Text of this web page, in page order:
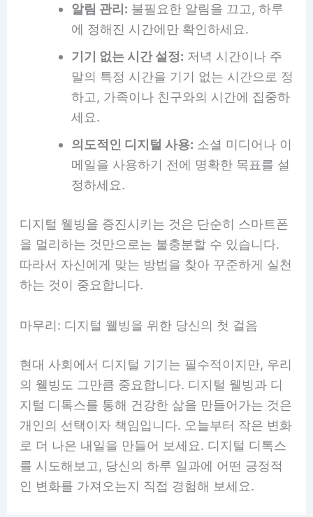
알림 관리: 불필요한 알림을 끄고, 하루
에 정해진 시간에만 확인하세요.
기기 없는 시간 설정: 저녁 시간이나 주
말의 특정 시간을 기기 없는 시간으로 정
하고, 가족이나 친구와의 시간에 집중하
세요.
의도적인 디지털 사용: 소셜 미디어나 이
메일을 사용하기 전에 명확한 목표를 설
정하세요.
디지털 웰빙을 증진시키는 것은 단순히 스마트폰
을 멀리하는 것만으로는 불충분할 수 있습니다.
따라서 자신에게 맞는 방법을 찾아 꾸준하게 실천
하는 것이 중요합니다.
마무리: 디지털 웰빙을 위한 당신의 첫 걸음
현대 사회에서 디지털 기기는 필수적이지만, 우리
의 웰빙도 그만큼 중요합니다. 디지털 웰빙과 디
지털 디톡스를 통해 건강한 삶을 만들어가는 것은
개인의 선택이자 책임입니다. 오늘부터 작은 변화
로 더 나은 내일을 만들어 보세요. 디지털 디톡스
를 시도해보고, 당신의 하루 일과에 어떤 긍정적
인 변화를 가져오는지 직접 경험해 보세요.